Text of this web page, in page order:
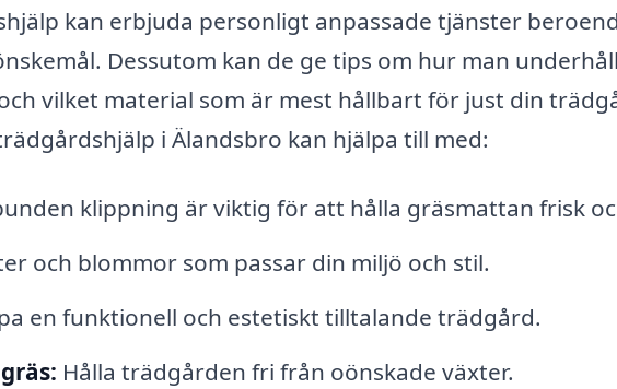
kan erbjuda personligt anpassade tjänster
Dessutom kan de ge tips om hur man
vilket material som är mest hållbart för just din
i Älandsbro kan hjälpa till med:
klippning är viktig för att hålla gräsmattan frisk
och blommor som passar din miljö och stil.
en funktionell och estetiskt tilltalande trädgård.
Hålla trädgården fri från oönskade växter.